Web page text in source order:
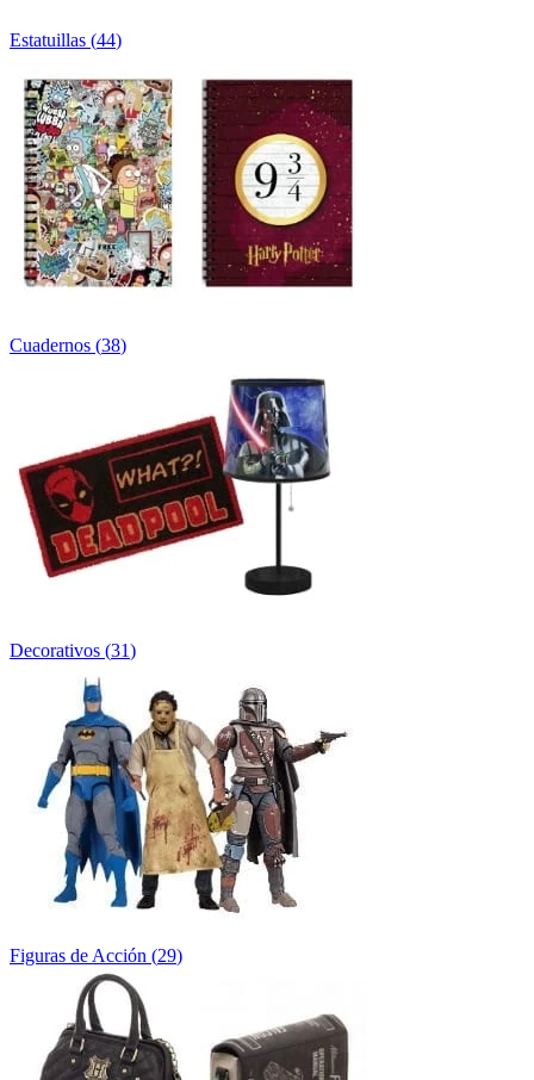
Estatuillas (44)
Cuadernos (38)
Decorativos (31)
Figuras de Acción (29)